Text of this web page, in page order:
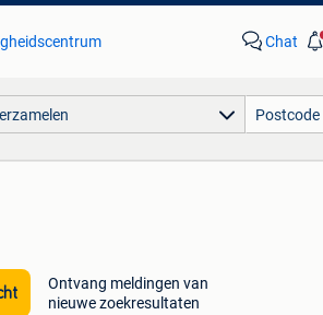
Chat
Ontvang meldingen van
nieuwe zoekresultaten